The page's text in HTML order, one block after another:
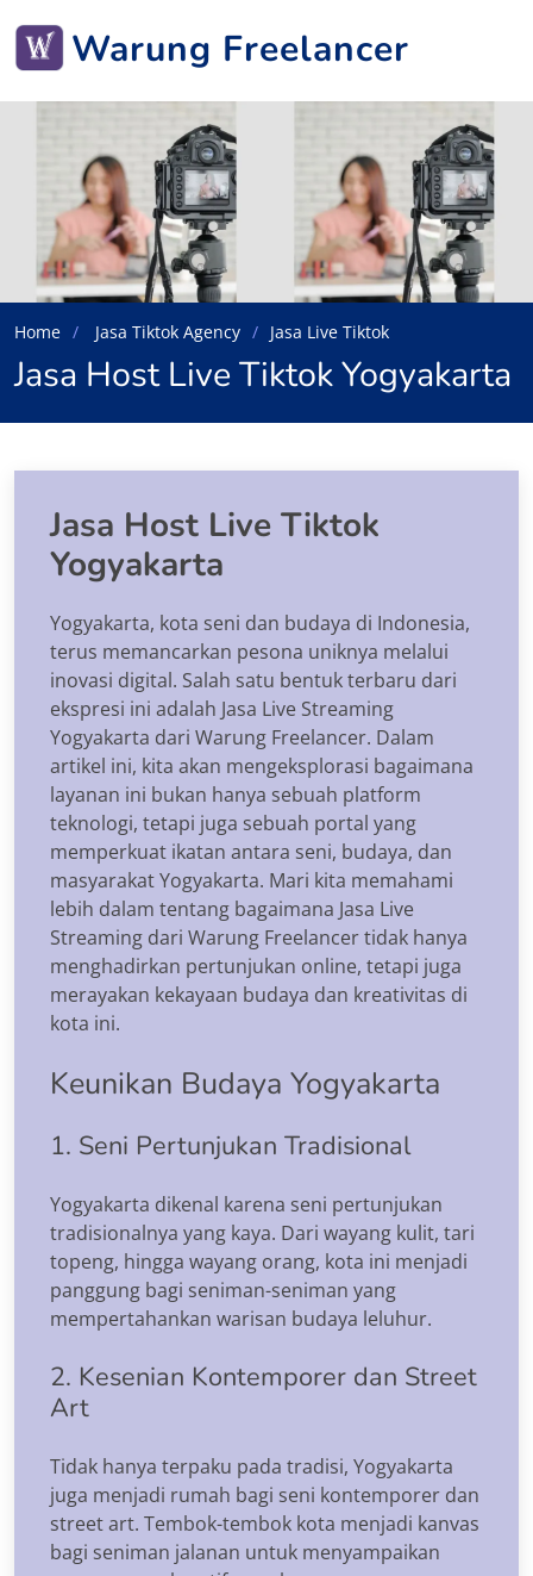
Warung Freelancer
Home Jasa Tiktok Agency Jasa Live Tiktok
Jasa Host Live Tiktok Yogyakarta
Jasa Host Live Tiktok
Yogyakarta
Yogyakarta, kota seni dan budaya di Indonesia,
terus memancarkan pesona uniknya melalui
inovasi digital. Salah satu bentuk terbaru dari
ekspresi ini adalah Jasa Live Streaming
Yogyakarta dari Warung Freelancer. Dalam
artikel ini, kita akan mengeksplorasi bagaimana
layanan ini bukan hanya sebuah platform
teknologi, tetapi juga sebuah portal yang
memperkuat ikatan antara seni, budaya, dan
masyarakat Yogyakarta. Mari kita memahami
lebih dalam tentang bagaimana Jasa Live
Streaming dari Warung Freelancer tidak hanya
menghadirkan pertunjukan online, tetapi juga
merayakan kekayaan budaya dan kreativitas di
kota ini.
Keunikan Budaya Yogyakarta
1. Seni Pertunjukan Tradisional
Yogyakarta dikenal karena seni pertunjukan
tradisionalnya yang kaya. Dari wayang kulit, tari
topeng, hingga wayang orang, kota ini menjadi
panggung bagi seniman-seniman yang
mempertahankan warisan budaya leluhur.
2. Kesenian Kontemporer dan Street
Art
Tidak hanya terpaku pada tradisi, Yogyakarta
juga menjadi rumah bagi seni kontemporer dan
street art. Tembok-tembok kota menjadi kanvas
bagi seniman jalanan untuk menyampaikan